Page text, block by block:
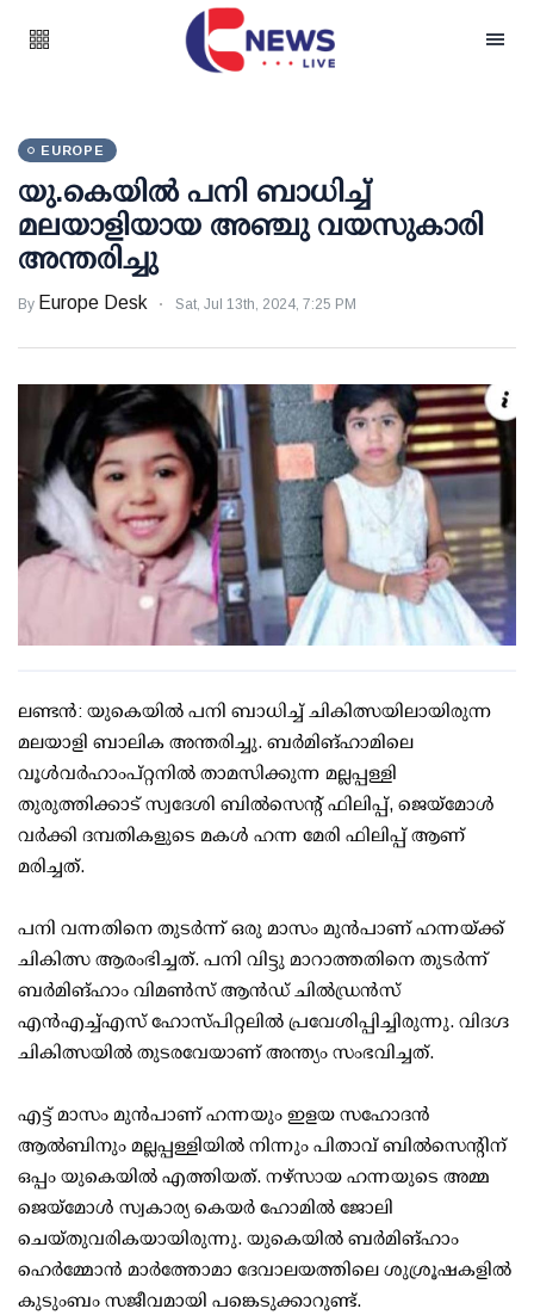
EUROPE
യു.കെയില്‍ പനി ബാധിച്ച്
മലയാളിയായ അഞ്ചു വയസുകാരി
അന്തരിച്ചു
By Europe Desk Sat, Jul 13th, 2024, 7:25 PM
ലണ്ടന്‍: യുകെയില്‍ പനി ബാധിച്ച് ചികിത്സയിലായിരുന്ന
മലയാളി ബാലിക അന്തരിച്ചു. ബര്‍മിങ്ഹാമിലെ
വൂള്‍വര്‍ഹാംപ്റ്റനില്‍ താമസിക്കുന്ന മല്ലപ്പള്ളി
തുരുത്തിക്കാട് സ്വദേശി ബില്‍സെന്റ് ഫിലിപ്പ്, ജെയ്‌മോള്‍
വര്‍ക്കി ദമ്പതികളുടെ മകള്‍ ഹന്ന മേരി ഫിലിപ്പ് ആണ്
മരിച്ചത്.
പനി വന്നതിനെ തുടര്‍ന്ന് ഒരു മാസം മുന്‍പാണ് ഹന്നയ്ക്ക്
ചികിത്സ ആരംഭിച്ചത്. പനി വിട്ടു മാറാത്തതിനെ തുടര്‍ന്ന്
ബര്‍മിങ്ഹാം വിമണ്‍സ് ആന്‍ഡ് ചില്‍ഡ്രന്‍സ്
എന്‍എച്ച്എസ് ഹോസ്പിറ്റലില്‍ പ്രവേശിപ്പിച്ചിരുന്നു. വിദഗ്ദ
ചികിത്സയില്‍ തുടരവേയാണ് അന്ത്യം സംഭവിച്ചത്.
എട്ട് മാസം മുന്‍പാണ് ഹന്നയും ഇളയ സഹോദന്‍
ആല്‍ബിനും മല്ലപ്പള്ളിയില്‍ നിന്നും പിതാവ് ബില്‍സെന്റിന്
ഒപ്പം യുകെയില്‍ എത്തിയത്. നഴ്‌സായ ഹന്നയുടെ അമ്മ
ജെയ്‌മോള്‍ സ്വകാര്യ കെയര്‍ ഹോമില്‍ ജോലി
ചെയ്തുവരികയായിരുന്നു. യുകെയില്‍ ബര്‍മിങ്ഹാം
ഹെര്‍മ്മോന്‍ മാര്‍ത്തോമാ ദേവാലയത്തിലെ ശുശ്രൂഷകളില്‍
കുടുംബം സജീവമായി പങ്കെടുക്കാറുണ്ട്.